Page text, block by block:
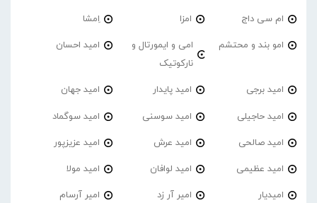
ام سی داج امزا اِمشا
امو بند و محتشم
امی و ایمورتال و
نارکوتیک
امید احسان
امید برجی امید پایدار امید جهان
امید حاجیلی امید سوسنی امید سوگماد
امید صالحی امید عرش امید عزیزپور
امید عظیمی امید لوافان امید مولا
امیدیار امیر آر زد امیر آرسام